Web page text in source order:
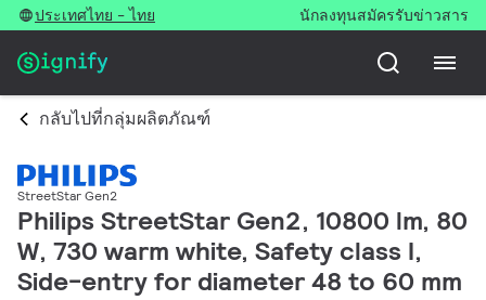
ประเทศไทย - ไทย นักลงทุนสมัครรับข่าวสาร
กลับไปที่กลุ่มผลิตภัณฑ์
StreetStar Gen2
Philips StreetStar Gen2, 10800 lm, 80
W, 730 warm white, Safety class I,
Side-entry for diameter 48 to 60 mm